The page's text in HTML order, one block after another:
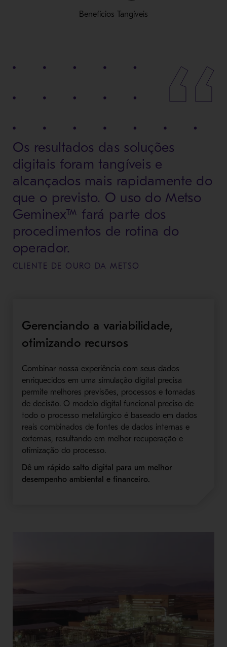
Benefícios Tangíveis
Os resultados das soluções
digitais foram tangíveis e
alcançados mais rapidamente do
que o previsto. O uso do Metso
Geminex™ fará parte dos
procedimentos de rotina do
operador.
CLIENTE DE OURO DA METSO
Gerenciando a variabilidade,
otimizando recursos
Combinar nossa experiência com seus dados
enriquecidos em uma simulação digital precisa
permite melhores previsões, processos e tomadas
de decisão. O modelo digital funcional preciso de
todo o processo metalúrgico é baseado em dados
reais combinados de fontes de dados internas e
externas, resultando em melhor recuperação e
otimização do processo.
Dê um rápido salto digital para um melhor
desempenho ambiental e financeiro.